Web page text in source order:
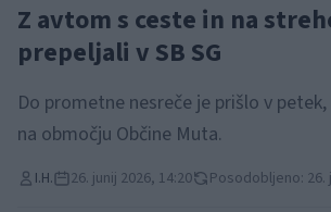
Z avtom s ceste in na
prepeljali v SB SG
Do prometne nesreče je prišlo v petek,
na območju Občine Muta.
I.H. 26. junij 2026, 14:20 Posodobljeno: 26.